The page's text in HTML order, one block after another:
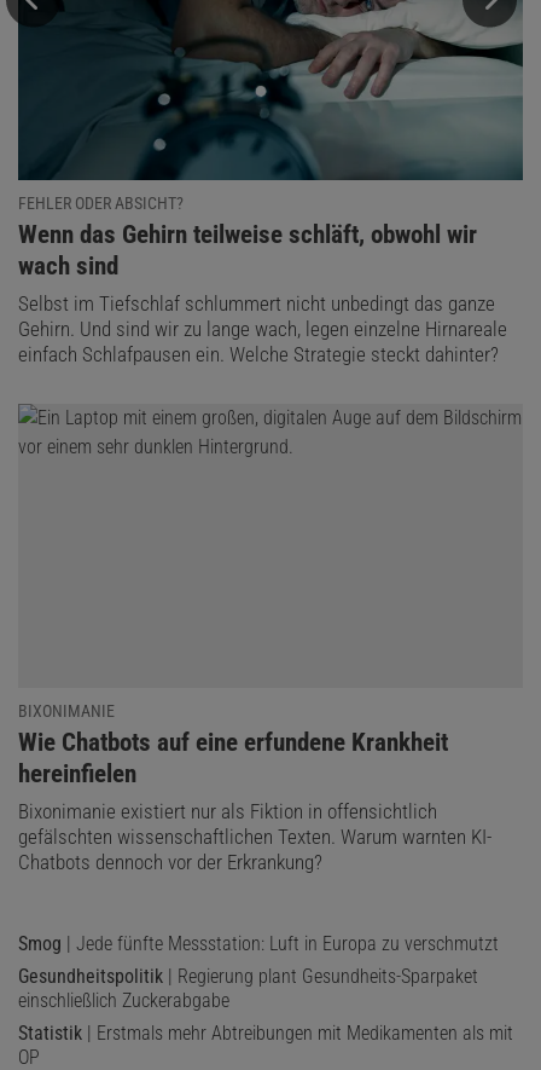
FEHLER ODER ABSICHT?
:
Wenn das Gehirn teilweise schläft, obwohl wir
wach sind
Selbst im Tiefschlaf schlummert nicht unbedingt das ganze
Gehirn. Und sind wir zu lange wach, legen einzelne Hirnareale
einfach Schlafpausen ein. Welche Strategie steckt dahinter?
BIXONIMANIE
:
Wie Chatbots auf eine erfundene Krankheit
hereinfielen
Bixonimanie existiert nur als Fiktion in offensichtlich
gefälschten wissenschaftlichen Texten. Warum warnten KI-
Chatbots dennoch vor der Erkrankung?
Smog | Jede fünfte Messstation: Luft in Europa zu verschmutzt
Gesundheitspolitik | Regierung plant Gesundheits-Sparpaket
einschließlich Zuckerabgabe
Statistik | Erstmals mehr Abtreibungen mit Medikamenten als mit
OP